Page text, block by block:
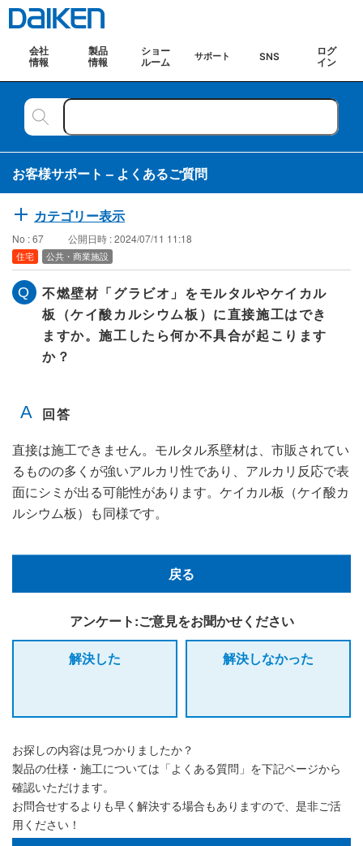
会社
情報
製品
情報
ショー
ルーム
サポート SNS
ログ
イン
お客様サポート – よくあるご質問
カテゴリー表示
No : 67 公開日時 : 2024/07/11 11:18
住宅 公共・商業施設
不燃壁材「グラビオ」をモルタルやケイカル
板（ケイ酸カルシウム板）に直接施工はでき
ますか。施工したら何か不具合が起こります
か？
直接は施工できません。モルタル系壁材は、市販されてい
るものの多くが強いアルカリ性であり、アルカリ反応で表
面にシミが出る可能性があります。ケイカル板（ケイ酸カ
ルシウム板）も同様です。
戻る
アンケート:ご意見をお聞かせください
解決した
解決しなかった
お探しの内容は見つかりましたか？
製品の仕様・施工については「よくある質問」を下記ページから
確認いただけます。
お問合せするよりも早く解決する場合もありますので、是非ご活
用ください！